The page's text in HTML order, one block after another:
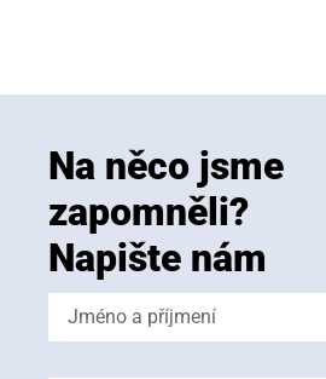
Na něco jsme
zapomněli?
Napište nám